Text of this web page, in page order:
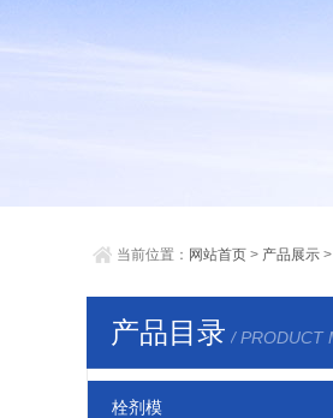
当前位置： 网站首页 > 产品展示 >
产品目录 / PRODUCT
栓剂模